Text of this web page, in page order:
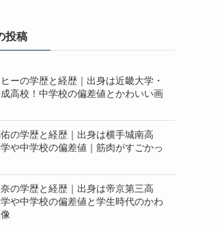
投稿
ーの学歴と経歴｜出身は近畿大学・
高校！中学校の偏差値とかわいい画
の学歴と経歴｜出身は横手城南高
や中学校の偏差値｜筋肉がすごかっ
の学歴と経歴｜出身は帝京第三高
や中学校の偏差値と学生時代のかわ